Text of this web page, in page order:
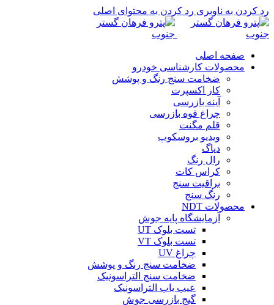
رد کردن به ناوبری رد کردن به محتوای اصلی
صفحه اصلی
محصولات کارشناسی خودرو
ضخامت سنج رنگ و پوشش
کار اکسپرت
آینه بازرسی
چراغ قوه بازرسی
قلم مگنت
ویدیو بروسکوپ
دیاگ
رال رنگ
کراس کات
براقیت سنج
رنگ سنج
محصولات NDT
آزمایشگاه پایه جوش
تست بلوک UT
تست بلوک VT
چراغ UV
ضخامت سنج رنگ و پوشش
ضخامت سنج التراسونیک
عیب یاب التراسونیک
گیج بازرسی جوش